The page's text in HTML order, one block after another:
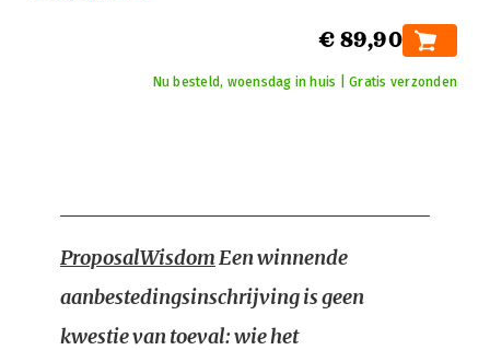
€ 89,90
Nu besteld, woensdag in huis | Gratis verzonden
ProposalWisdomEen winnende
aanbestedingsinschrijving is geen
kwestie van toeval: wie het